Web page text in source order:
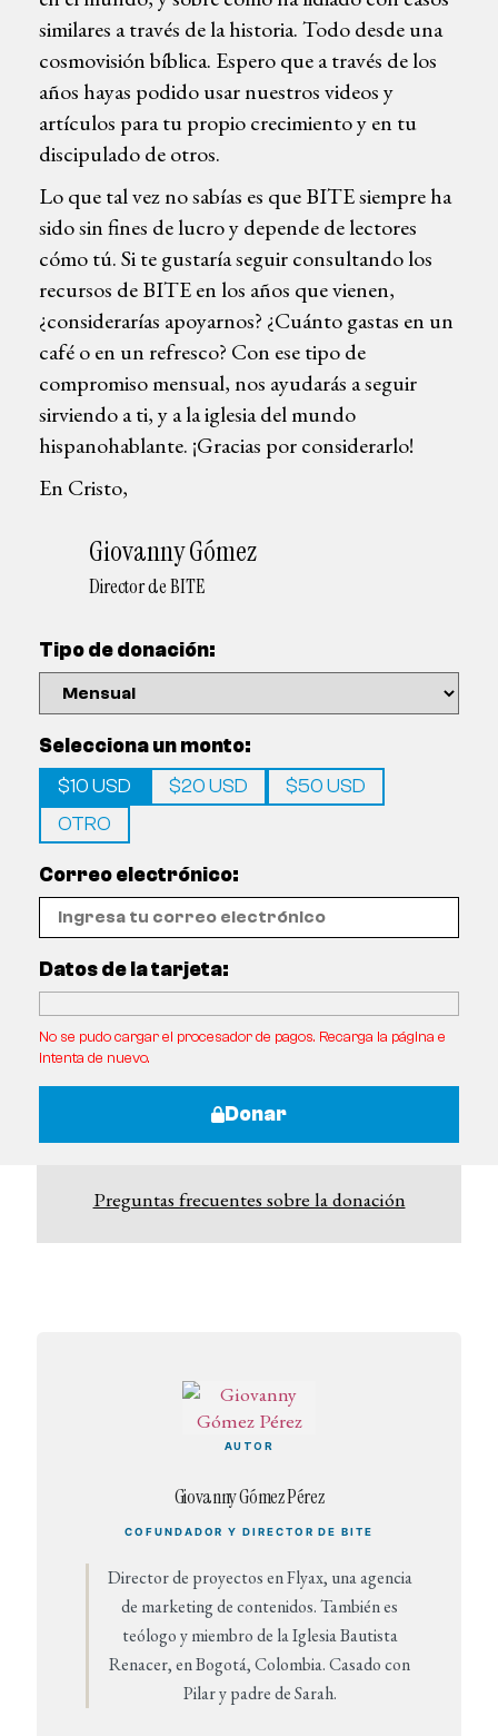
similares a través de la historia. Todo desde una
cosmovisión bíblica. Espero que a través de los
años hayas podido usar nuestros videos y
artículos para tu propio crecimiento y en tu
discipulado de otros.
Lo que tal vez no sabías es que BITE siempre ha
sido sin fines de lucro y depende de lectores
cómo tú. Si te gustaría seguir consultando los
recursos de BITE en los años que vienen,
¿considerarías apoyarnos? ¿Cuánto gastas en un
café o en un refresco? Con ese tipo de
compromiso mensual, nos ayudarás a seguir
sirviendo a ti, y a la iglesia del mundo
hispanohablante. ¡Gracias por considerarlo!
En Cristo,
Giovanny Gómez
Director de BITE
Tipo de donación:
Selecciona un monto:
$10 USD
$20 USD
$50 USD
OTRO
Correo electrónico:
Datos de la tarjeta:
No se pudo cargar el procesador de pagos. Recarga la página e
intenta de nuevo.
Donar
Preguntas frecuentes sobre la donación
AUTOR
Giovanny Gómez Pérez
COFUNDADOR Y DIRECTOR DE BITE
Director de proyectos en Flyax, una agencia
de marketing de contenidos. También es
teólogo y miembro de la Iglesia Bautista
Renacer, en Bogotá, Colombia. Casado con
Pilar y padre de Sarah.